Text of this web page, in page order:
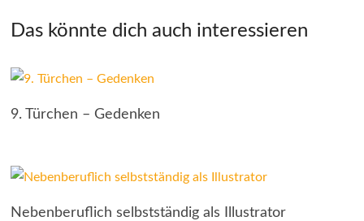
Das könnte dich auch interessieren
9. Türchen – Gedenken
Nebenberuflich selbstständig als Illustrator